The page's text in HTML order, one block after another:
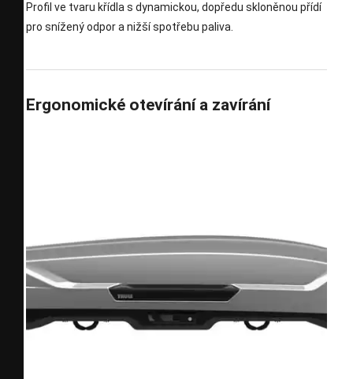
Profil ve tvaru křídla s dynamickou, dopředu skloněnou přídí
pro snížený odpor a nižší spotřebu paliva.
Ergonomické otevírání a zavírání